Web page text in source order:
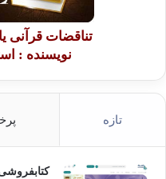
تناقضات قرآنی
نویسنده :
تازه